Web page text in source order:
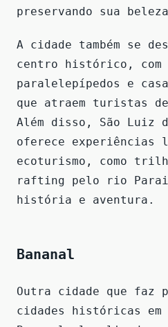
preservando sua
A cidade também se
centro histórico, com
paralelepípedos e
que atraem turistas
Além disso, São Luiz
oferece experiências
ecoturismo, como
rafting pelo rio
história e aventura.
Bananal
Outra cidade que faz
cidades históricas em